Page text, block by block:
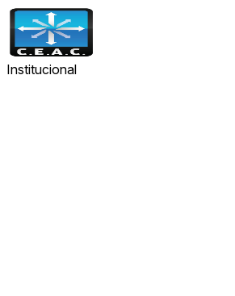
Institucional